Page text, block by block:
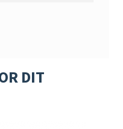
DIT